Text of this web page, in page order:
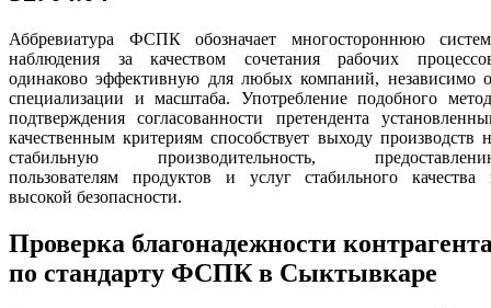
Аббревиатура ФСПК обозначает многостороннюю
наблюдения за качеством сочетания рабочих
одинаково эффективную для любых компаний, независимо
специализации и масштаба. Употребление подобного
подтверждения согласованности претендента
качественным критериям способствует выходу производств
стабильную производительность,
пользователям продуктов и услуг стабильного качества
высокой безопасности.
Проверка благонадежности
по стандарту ФСПК в Сыктывкаре